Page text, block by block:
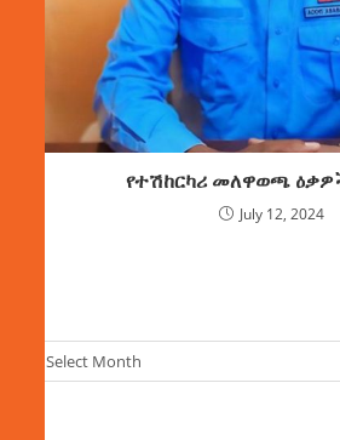
የተሽከርካሪ መለዋወጫ
July 12, 2024
Select Month